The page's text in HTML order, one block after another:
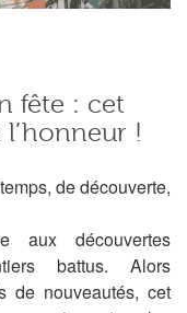
fête : cet
!
de découverte,
aux découvertes
battus. Alors
de nouveautés, cet